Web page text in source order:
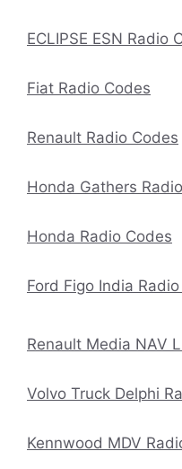
ECLIPSE ESN Radio
Fiat Radio Codes
Renault Radio Codes
Honda Gathers
Honda Radio Codes
Ford Figo India
Renault Media NAV
Volvo Truck Delphi
Kennwood MDV